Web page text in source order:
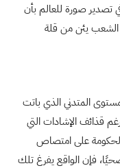
تصدير صورة للعالم بأن
الشعب يئن من قلة
المتدني الذي باتت
قذائف الإشادات التي
الحكومة على امتصاص
فإن الواقع يفرغ تلك